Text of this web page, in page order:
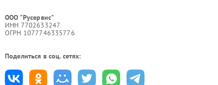
ООО "Русервис"
ИНН 7702633247
ОГРН 1077746335776
Поделиться в соц. сетях: